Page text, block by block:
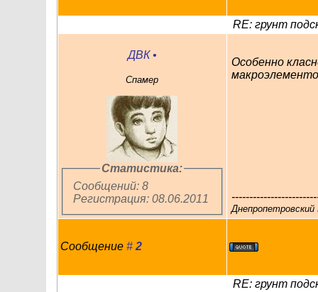
RE: грунт
ДВК •
Спамер
Статистика:
Сообщений: 8
Регистрация: 08.06.2011
Особенно
Сообщение # 2
RE: грунт